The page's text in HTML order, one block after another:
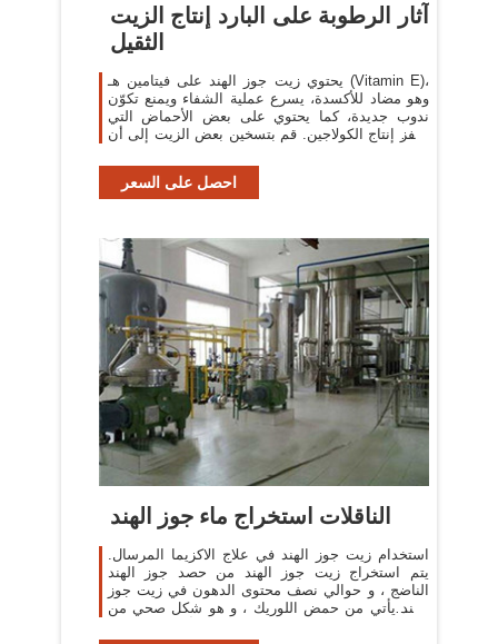
آثار الرطوبة على البارد إنتاج الزيت
الثقيل
يحتوي زيت جوز الهند على فيتامين هـ (Vitamin E)،
وهو مضاد للأكسدة، يسرع عملية الشفاء ويمنع تكوّن
ندوب جديدة، كما يحتوي على بعض الأحماض التي
تحفز إنتاج الكولاجين. قم بتسخين بعض الزيت إلى أن
احصل على السعر
الناقلات استخراج ماء جوز الهند
استخدام زيت جوز الهند في علاج الاكزيما المرسال.
يتم استخراج زيت جوز الهند من حصد جوز الهند
الناضج ، و حوالي نصف محتوى الدهون في زيت جوز
الهند يأتي من حمض اللوريك ، و هو شكل صحي من